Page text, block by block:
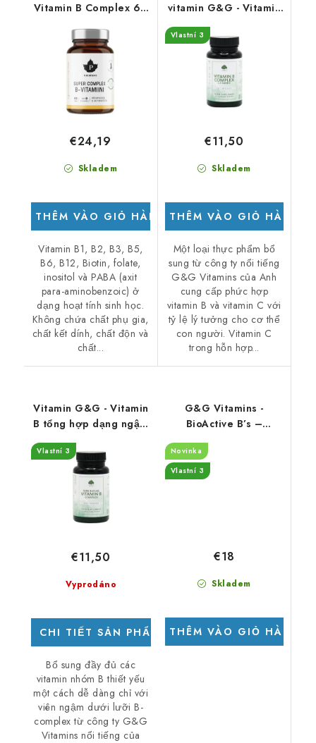
Vitamin B Complex 60
Skladem
€24,19
THÊM VÀO GIỎ HÀNG
Vitamin B1, B2, B3, B5,
B6, B12, Biotin, folate,
inositol và PABA (axit
para-aminobenzoic) ở
dạng hoạt tính sinh học.
Không chứa chất phụ gia,
chất kết dính, chất độn và
chất...
vitamin G&G - Vitamin
nhóm B và Vitamin C -
60 viên nang.
Vlastní 3
Skladem
€11,50
THÊM VÀO GIỎ HÀNG
Một loại thực phẩm bổ
sung từ công ty nổi tiếng
G&G Vitamins của Anh
cung cấp phức hợp
vitamin B và vitamin C với
tỷ lệ lý tưởng cho cơ thể
con người. Vitamin C
trong hỗn hợp...
Vitamin G&G - Vitamin
B tổng hợp dạng ngậm
DMS8/2/26
Vlastní 3
Vyprodáno
€11,50
CHI TIẾT SẢN PHẨM
Bổ sung đầy đủ các
vitamin nhóm B thiết yếu
một cách dễ dàng chỉ với
viên ngậm dưới lưỡi B-
complex từ công ty G&G
Vitamins nổi tiếng của
G&G Vitamins -
BioActive B’s –
skupiny B – 60 vegan
kapslí
Novinka
Vlastní 3
Skladem
€18
THÊM VÀO GIỎ HÀNG